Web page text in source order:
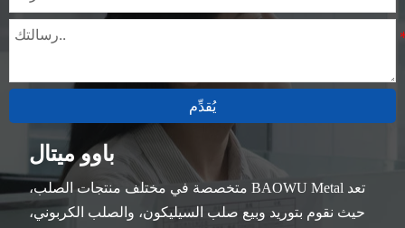
يُقدِّم
باوو ميتال
تعد BAOWU Metal متخصصة في مختلف منتجات الصلب،
حيث نقوم بتوريد وبيع صلب السيليكون، والصلب الكربوني،